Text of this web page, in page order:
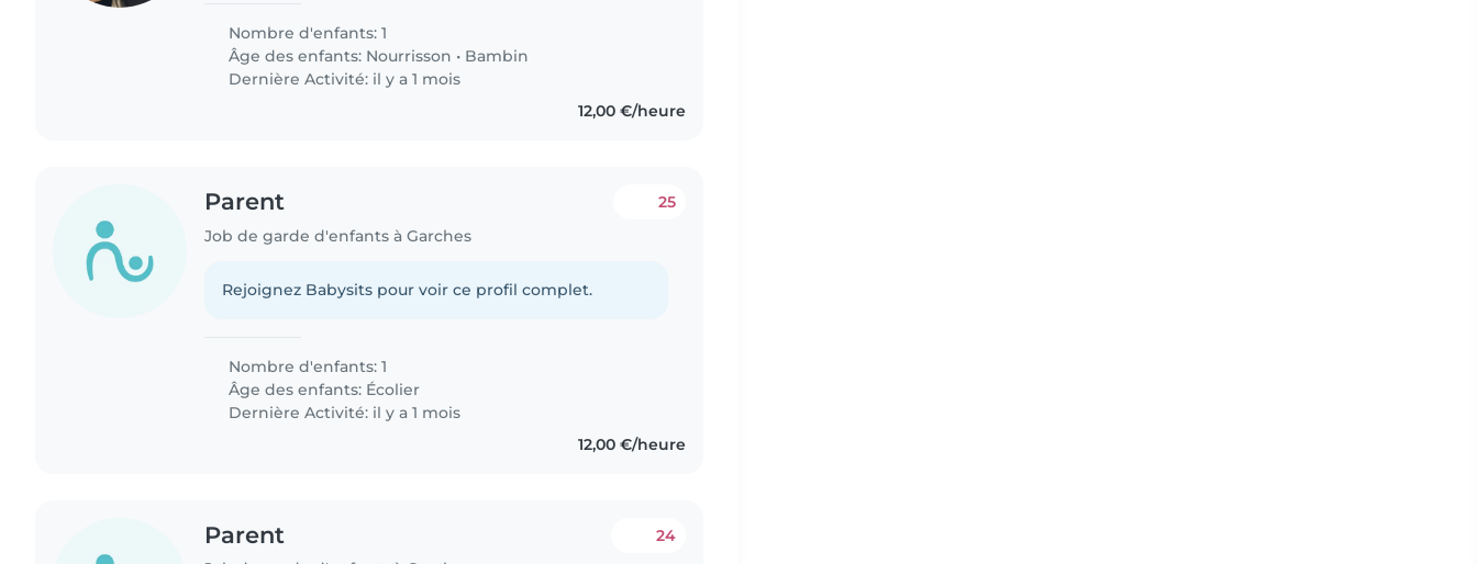
ramener à 18h30..
Nombre d'enfants: 1
Âge des enfants: Nourrisson • Bambin
Dernière Activité: il y a 1 mois
12,00 €/heure
Parent
Job de garde d'enfants à Garches
25
Rejoignez Babysits pour voir ce profil complet.
Nombre d'enfants: 1
Âge des enfants: Écolier
Dernière Activité: il y a 1 mois
12,00 €/heure
Parent 24